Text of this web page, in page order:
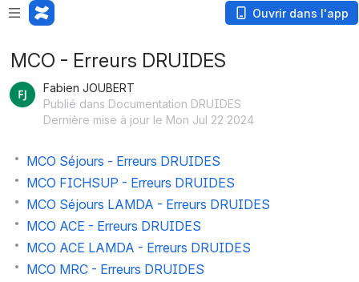
Ouvrir dans l'app
MCO - Erreurs DRUIDES
Fabien JOUBERT
Publié dans Documentation DRUIDES
Dernière mise à jour le Mon Jul 22 2024
MCO Séjours - Erreurs DRUIDES
MCO FICHSUP - Erreurs DRUIDES
MCO Séjours LAMDA - Erreurs DRUIDES
MCO ACE - Erreurs DRUIDES
MCO ACE LAMDA - Erreurs DRUIDES
MCO MRC - Erreurs DRUIDES